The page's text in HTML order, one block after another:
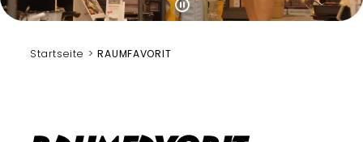
Startseite RAUMFAVORIT